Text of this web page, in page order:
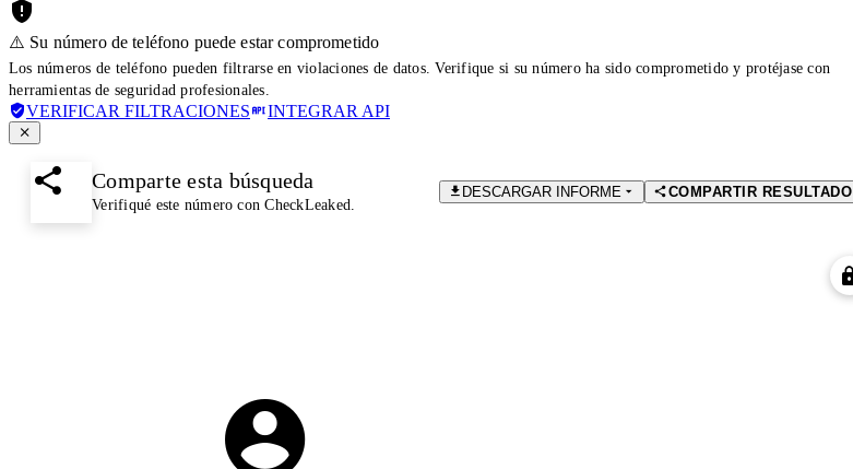
⚠️ Su número de teléfono puede estar comprometido
Los números de teléfono pueden filtrarse en violaciones de datos. Verifique si su número ha sido comprometido y protéjase con
herramientas de seguridad profesionales.
VERIFICAR FILTRACIONES INTEGRAR API
Comparte esta búsqueda
Verifiqué este número con CheckLeaked.
DESCARGAR INFORME COMPARTIR RESULTADO